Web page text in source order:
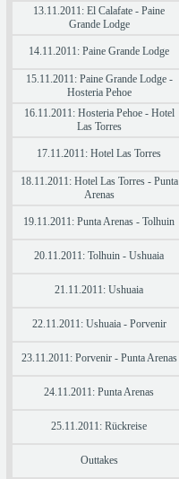
13.11.2011: El Calafate - Paine
Grande Lodge
14.11.2011: Paine Grande Lodge
15.11.2011: Paine Grande Lodge -
Hosteria Pehoe
16.11.2011: Hosteria Pehoe - Hotel
Las Torres
17.11.2011: Hotel Las Torres
18.11.2011: Hotel Las Torres - Punta
Arenas
19.11.2011: Punta Arenas - Tolhuin
20.11.2011: Tolhuin - Ushuaia
21.11.2011: Ushuaia
22.11.2011: Ushuaia - Porvenir
23.11.2011: Porvenir - Punta Arenas
24.11.2011: Punta Arenas
25.11.2011: Rückreise
Outtakes